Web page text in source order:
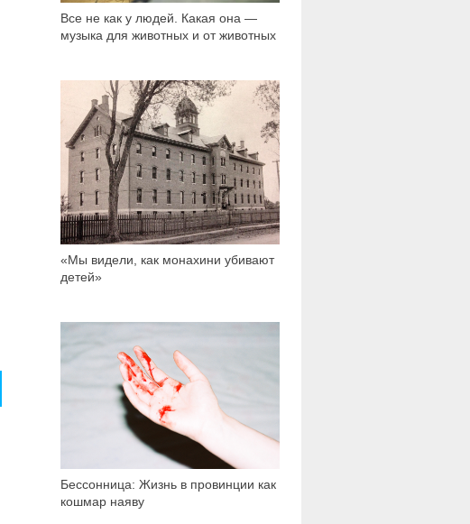
Все не как у людей. Какая она —
музыка для животных и от животных
«Мы видели, как монахини убивают
детей»
89 692
Бессонница: Жизнь в провинции как
кошмар наяву
6 515